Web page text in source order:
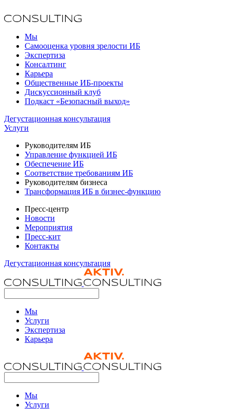
Мы
Самооценка уровня зрелости ИБ
Экспертиза
Консалтинг
Карьера
Общественные ИБ-проекты
Дискуссионный клуб
Подкаст «Безопасный выход»
Дегустационная консультация
Услуги
Руководителям ИБ
Управление функцией ИБ
Обеспечение ИБ
Соответствие требованиям ИБ
Руководителям бизнеса
Трансформация ИБ в бизнес-функцию
Пресс-центр
Новости
Мероприятия
Пресс-кит
Контакты
Дегустационная консультация
Мы
Услуги
Экспертиза
Карьера
Мы
Услуги